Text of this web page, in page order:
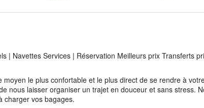
| Navettes Services | Réservation Meilleurs prix Transferts
moyen le plus confortable et le plus direct de se rendre à
nous laisser organiser un trajet en douceur et sans stress.
charger vos bagages.